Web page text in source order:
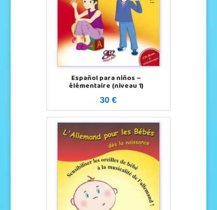
Español para niños –
élémentaire (niveau 1)
30 €